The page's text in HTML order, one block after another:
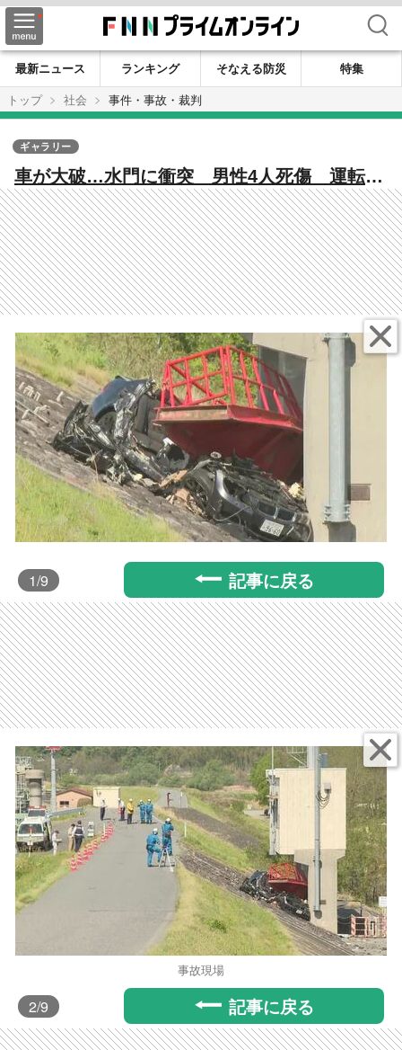
検索
最新ニュース ランキング そなえる防災
特集
トップ
社会 事件・事故・裁判
車が大破…水門に衝突 男性4人死傷 運転し
ていた専門学校生（20）が死亡 2人心肺停
止 1人重傷 通報「損傷が激しく救出できな
い」
ギャラリー
1/9 記事に戻る
事故現場
2/9 記事に戻る